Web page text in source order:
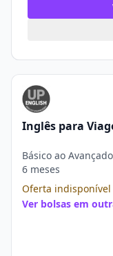
Inglês para
Básico ao Avançado
6 meses
Oferta indisponível
Ver bolsas em